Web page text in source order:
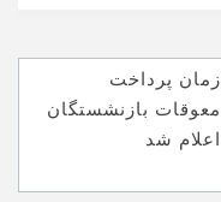
زمان پرداخت
معوقات بازنشستگان
اعلام شد